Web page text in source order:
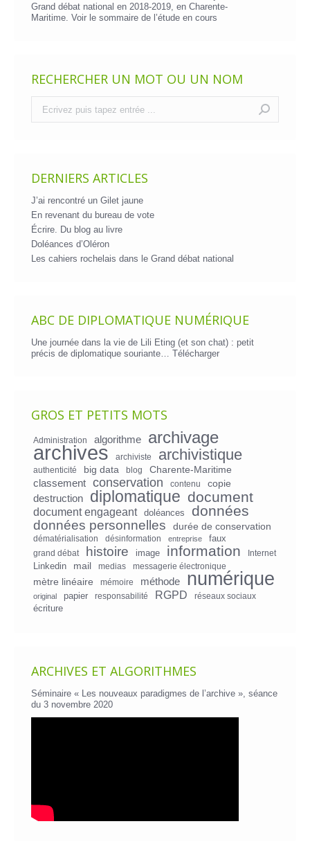
Grand débat national en 2018-2019, en Charente-
Maritime. Voir le sommaire de l’étude en cours
RECHERCHER UN MOT OU UN NOM
DERNIERS ARTICLES
J’ai rencontré un Gilet jaune
En revenant du bureau de vote
Écrire. Du blog au livre
Doléances d’Oléron
Les cahiers rochelais dans le Grand débat national
ABC DE DIPLOMATIQUE NUMÉRIQUE
Une journée dans la vie de Lili Eting (et son chat) : petit
précis de diplomatique souriante… Télécharger
GROS ET PETITS MOTS
Administration algorithme archivage
archives archiviste archivistique
authenticité big data blog
Charente-Maritime
classement
conservation contenu
copie
destruction
diplomatique document
document engageant doléances données
données personnelles durée de conservation
dématérialisation désinformation entreprise faux
grand débat histoire image information Internet
Linkedin mail medias messagerie électronique
mètre linéaire mémoire méthode numérique
original papier responsabilité RGPD réseaux sociaux
écriture
ARCHIVES ET ALGORITHMES
Séminaire « Les nouveaux paradigmes de l’archive », séance
du 3 novembre 2020